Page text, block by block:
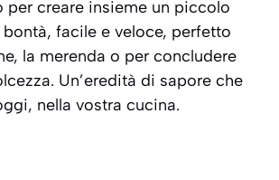
per creare insieme un piccolo
facile e veloce, perfetto
la merenda o per concludere
Un’eredità di sapore che
nella vostra cucina.